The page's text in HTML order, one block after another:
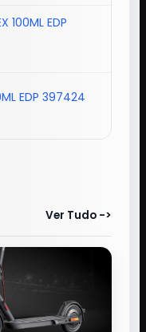
100ML EDP
EDP 397424
Ver Tudo ->